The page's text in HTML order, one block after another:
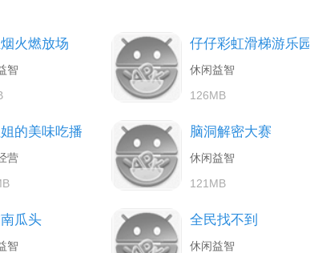
火燃放场
智
仔仔彩虹滑梯游乐园
休闲益智
126MB
的美味吃播
营
脑洞解密大赛
休闲益智
121MB
瓜头
智
全民找不到
休闲益智